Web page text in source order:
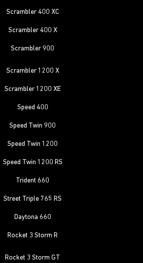
Scrambler 400 XC
Scrambler 400 X
Scrambler 900
Scrambler 1200 X
Scrambler 1200 XE
Speed 400
Speed Twin 900
Speed Twin 1200
Speed Twin 1200 RS
Trident 660
Street Triple 765 RS
Daytona 660
Rocket 3 Storm R
Rocket 3 Storm GT